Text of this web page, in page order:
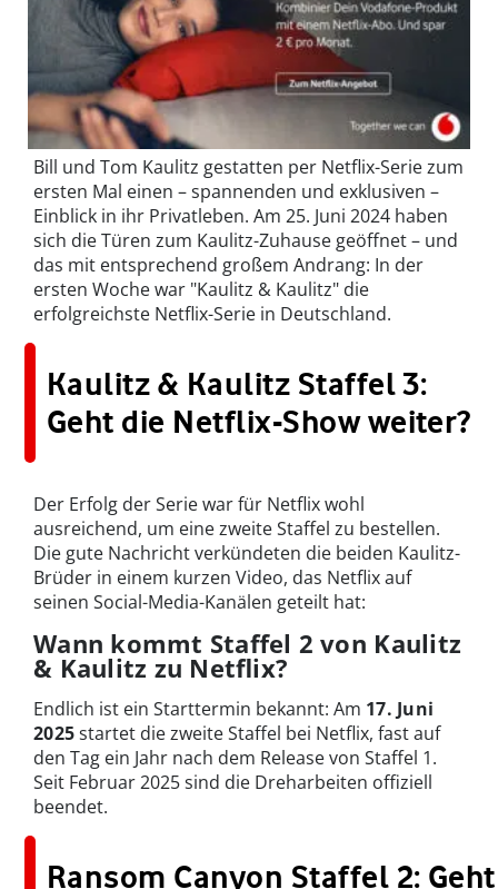
Bill und Tom Kaulitz gestatten per Netflix-Serie zum
ersten Mal einen – spannenden und exklusiven –
Einblick in ihr Privatleben. Am 25. Juni 2024 haben
sich die Türen zum Kaulitz-Zuhause geöffnet – und
das mit entsprechend großem Andrang: In der
ersten Woche war "Kaulitz & Kaulitz" die
erfolgreichste Netflix-Serie in Deutschland.
Kaulitz & Kaulitz Staffel 3:
Geht die Netflix-Show weiter?
Der Erfolg der Serie war für Netflix wohl
ausreichend, um eine zweite Staffel zu bestellen.
Die gute Nachricht verkündeten die beiden Kaulitz-
Brüder in einem kurzen Video, das Netflix auf
seinen Social-Media-Kanälen geteilt hat:
Wann kommt Staffel 2 von Kaulitz
& Kaulitz zu Netflix?
Endlich ist ein Starttermin bekannt: Am 17. Juni
2025startet die zweite Staffel bei Netflix, fast auf
den Tag ein Jahr nach dem Release von Staffel 1.
Seit Februar 2025 sind die Dreharbeiten offiziell
beendet.
Ransom Canyon Staffel 2: Geht